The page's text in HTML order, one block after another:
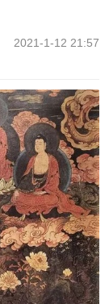
2021-1-12 21:57